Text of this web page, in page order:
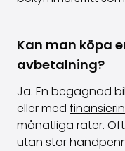
Kan man köpa
avbetalning?
Ja. En begagnad
eller med
månatliga rater.
utan stor